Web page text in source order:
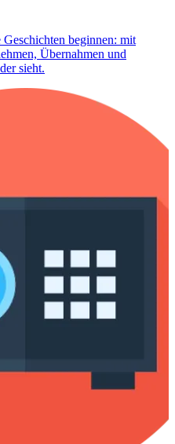
beginnen: mit
Übernahmen und
sieht.